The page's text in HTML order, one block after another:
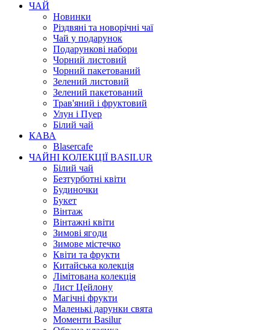
ЧАЙ
Новинки
Різдвяні та новорічні чаї
Чай у подарунок
Подарункові набори
Чорний листовий
Чорний пакетований
Зелений листовий
Зелений пакетований
Трав'яний і фруктовий
Улун і Пуер
Білий чай
КАВА
Blasercafe
ЧАЙНІ КОЛЕКЦІЇ BASILUR
Білий чай
Безтурботні квіти
Будиночки
Букет
Вінтаж
Вінтажні квіти
Зимові ягоди
Зимове містечко
Квіти та фрукти
Китайська колекція
Лімітована колекція
Лист Цейлону
Магічні фрукти
Маленькі дарунки свята
Моменти Basilur